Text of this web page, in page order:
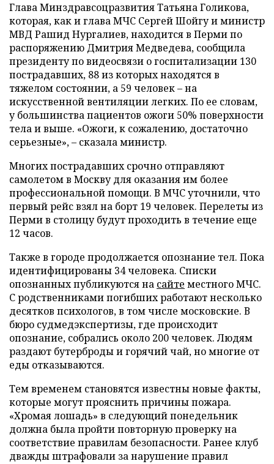
Глава Минздравсоцразвития Татьяна Голикова,
которая, как и глава МЧС Сергей Шойгу и министр
МВД Рашид Нургалиев, находится в Перми по
распоряжению Дмитрия Медведева, сообщила
президенту по видеосвязи о госпитализации 130
пострадавших, 88 из которых находятся в
тяжелом состоянии, а 59 человек – на
искусственной вентиляции легких. По ее словам,
у большинства пациентов ожоги 50% поверхности
тела и выше. «Ожоги, к сожалению, достаточно
серьезные», – сказала министр.
Многих пострадавших срочно отправляют
самолетом в Москву для оказания им более
профессиональной помощи. В МЧС уточнили, что
первый рейс взял на борт 19 человек. Перелеты из
Перми в столицу будут проходить в течение еще
12 часов.
Также в городе продолжается опознание тел. Пока
идентифицированы 34 человека. Списки
опознанных публикуются на сайте местного МЧС.
С родственниками погибших работают несколько
десятков психологов, в том числе московские. В
бюро судмедэкспертизы, где происходит
опознание, собрались около 200 человек. Людям
раздают бутерброды и горячий чай, но многие от
еды отказываются.
Тем временем становятся известны новые факты,
которые могут прояснить причины пожара.
«Хромая лошадь» в следующий понедельник
должна была пройти повторную проверку на
соответствие правилам безопасности. Ранее клуб
дважды штрафовали за нарушение правил